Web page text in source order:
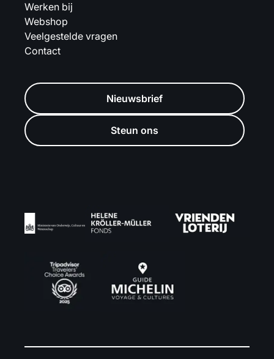
Werken bij
Webshop
Veelgestelde vragen
Contact
Nieuwsbrief
Steun ons